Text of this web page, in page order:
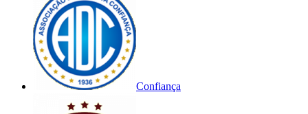
Confiança